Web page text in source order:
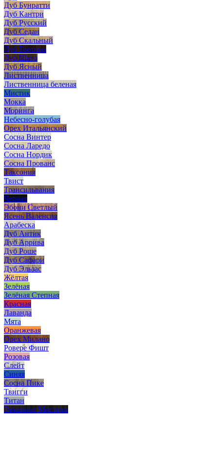
Дуб Бунратти
Дуб Кантри
Дуб Русский
Дуб Седан
Дуб Скальный
Дуб Тортона
Дуб Шато
Дуб Ясный
Лиственница
Лиственница беленая
Мистик
Мокка
Моринга
Небесно-голубая
Орех Итальянский
Сосна Винтер
Сосна Ларедо
Сосна Нордик
Сосна Прованс
Таксония
Твист
Трансильвания
Черная
Эбони Светлый
Ясень Валенсия
Арабеска
Дуб Антик
Дуб Аррива
Дуб Роше
Дуб Сафари
Дуб Эльзас
Жёлтая
Зелёная
Зелёная Степная
Красная
Лаванда
Мята
Оранжевая
Орех Милано
Ровере Фишт
Розовая
Слейт
Синяя
Сосна Пике
Твигги
Титан
Эвкалипт Мистери